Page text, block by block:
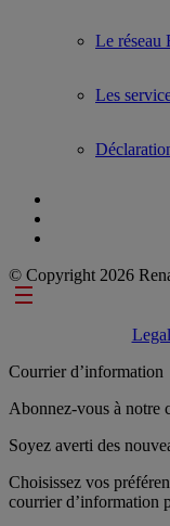
Le réseau
Les
© Copyright 2026
Footer links
Courrier d’information
Abonnez-vous à notre
Soyez averti des
Choisissez vos
courrier d’information